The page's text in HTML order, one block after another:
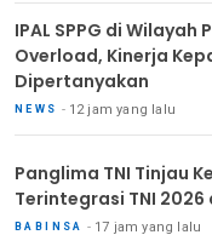
IPAL SPPG di
Overload, Kinerja
Dipertanyakan
NEWS 12 jam yang lalu
Panglima TNI Tinjau
Terintegrasi TNI 2026
BABINSA 17 jam yang lalu